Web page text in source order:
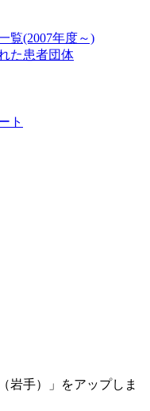
覧(2007年度～)
た患者団体
ト
岩手）」をアップしま